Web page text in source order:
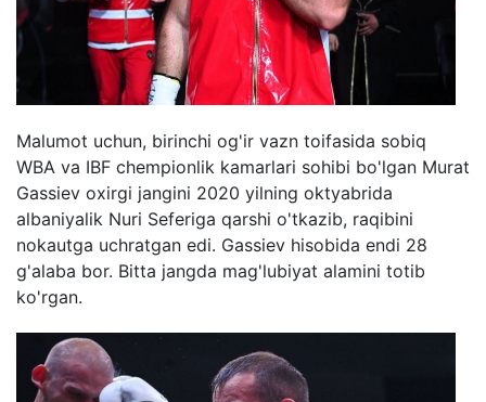
Malumot uchun, birinchi og'ir vazn toifasida sobiq
WBA va IBF chempionlik kamarlari sohibi bo'lgan Murat
Gassiev oxirgi jangini 2020 yilning oktyabrida
albaniyalik Nuri Seferiga qarshi o'tkazib, raqibini
nokautga uchratgan edi. Gassiev hisobida endi 28
g'alaba bor. Bitta jangda mag'lubiyat alamini totib
ko'rgan.